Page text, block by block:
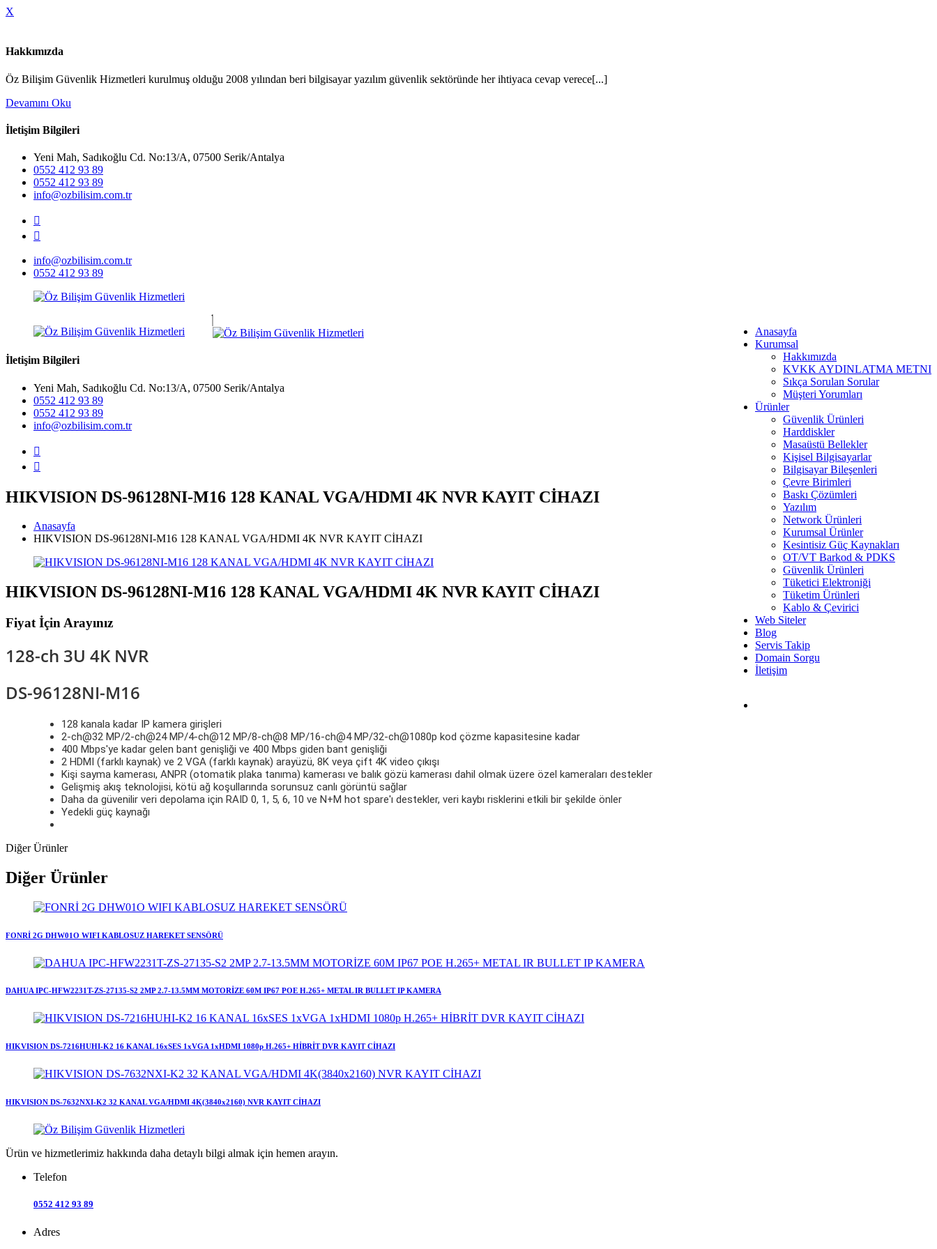
X
Hakkımızda
Öz Bilişim Güvenlik Hizmetleri kurulmuş olduğu 2008 yılından beri bilgisayar yazılım güvenlik sektöründe her ihtiyaca cevap verece[...]
Devamını Oku
İletişim Bilgileri
Yeni Mah, Sadıkoğlu Cd. No:13/A, 07500 Serik/Antalya
0552 412 93 89
0552 412 93 89
info@ozbilisim.com.tr
info@ozbilisim.com.tr
0552 412 93 89
Anasayfa
Kurumsal
Hakkımızda
KVKK AYDINLATMA METNI
Sıkça Sorulan Sorular
Müşteri Yorumları
Ürünler
Güvenlik Ürünleri
Harddiskler
Masaüstü Bellekler
Kişisel Bilgisayarlar
Bilgisayar Bileşenleri
Çevre Birimleri
Baskı Çözümleri
Yazılım
Network Ürünleri
Kurumsal Ürünler
Kesintisiz Güç Kaynakları
OT/VT Barkod & PDKS
Güvenlik Ürünleri
Tüketici Elektroniği
Tüketim Ürünleri
Kablo & Çevirici
Web Siteler
Blog
Servis Takip
Domain Sorgu
İletişim
İletişim Bilgileri
Yeni Mah, Sadıkoğlu Cd. No:13/A, 07500 Serik/Antalya
0552 412 93 89
0552 412 93 89
info@ozbilisim.com.tr
HIKVISION DS-96128NI-M16 128 KANAL VGA/HDMI 4K NVR KAYIT CİHAZI
Anasayfa
HIKVISION DS-96128NI-M16 128 KANAL VGA/HDMI 4K NVR KAYIT CİHAZI
HIKVISION DS-96128NI-M16 128 KANAL VGA/HDMI 4K NVR KAYIT CİHAZI
Fiyat İçin Arayınız
128-ch 3U 4K NVR
DS-96128NI-M16
128 kanala kadar IP kamera girişleri
2-ch@32 MP/2-ch@24 MP/4-ch@12 MP/8-ch@8 MP/16-ch@4 MP/32-ch@1080p kod çözme kapasitesine kadar
400 Mbps'ye kadar gelen bant genişliği ve 400 Mbps giden bant genişliği
2 HDMI (farklı kaynak) ve 2 VGA (farklı kaynak) arayüzü, 8K veya çift 4K video çıkışı
Kişi sayma kamerası, ANPR (otomatik plaka tanıma) kamerası ve balık gözü kamerası dahil olmak üzere özel kameraları destekler
Gelişmiş akış teknolojisi, kötü ağ koşullarında sorunsuz canlı görüntü sağlar
Daha da güvenilir veri depolama için RAID 0, 1, 5, 6, 10 ve N+M hot spare'ı destekler, veri kaybı risklerini etkili bir şekilde önler
Yedekli güç kaynağı
Diğer Ürünler
Diğer Ürünler
FONRİ 2G DHW01O WIFI KABLOSUZ HAREKET SENSÖRÜ
DAHUA IPC-HFW2231T-ZS-27135-S2 2MP 2.7-13.5MM MOTORİZE 60M IP67 POE H.265+ METAL IR BULLET IP KAMERA
HIKVISION DS-7216HUHI-K2 16 KANAL 16xSES 1xVGA 1xHDMI 1080p H.265+ HİBRİT DVR KAYIT CİHAZI
HIKVISION DS-7632NXI-K2 32 KANAL VGA/HDMI 4K(3840x2160) NVR KAYIT CİHAZI
Ürün ve hizmetlerimiz hakkında daha detaylı bilgi almak için hemen arayın.
Telefon
0552 412 93 89
Adres